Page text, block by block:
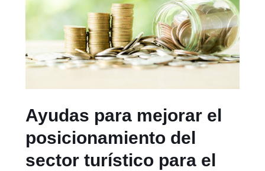
Ayudas para mejorar el
posicionamiento del
sector turístico para el